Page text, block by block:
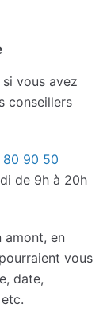
vous avez
conseillers
80 90 50
de 9h à 20h
amont, en
vous
date,